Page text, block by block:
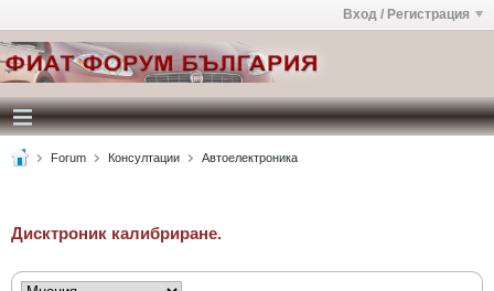
Вход / Регистрация
Forum Консултации Автоелектроника
Дисктроник калибриране.